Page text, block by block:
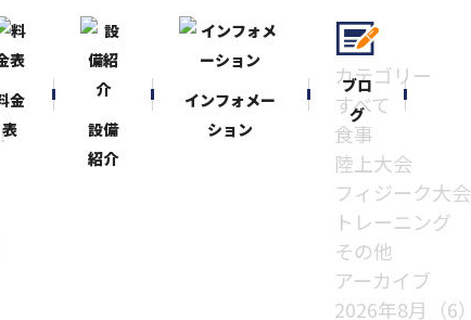
金
表
設備
紹介
インフォメー
ション
ブロ
グ
カテゴリー
すべて
食事
陸上大会
フィジーク大会
トレーニング
その他
アーカイブ
2026年8月（6）